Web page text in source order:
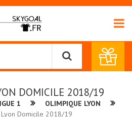
DOMICILE 2018/19
1
OLIMPIQUE LYON
Domicile 2018/19